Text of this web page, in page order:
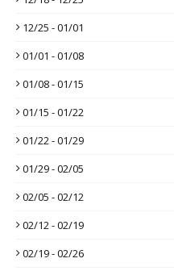
12/25 - 01/01
01/01 - 01/08
01/08 - 01/15
01/15 - 01/22
01/22 - 01/29
01/29 - 02/05
02/05 - 02/12
02/12 - 02/19
02/19 - 02/26